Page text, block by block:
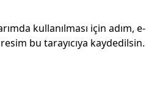
kullanılması için adım, e-
bu tarayıcıya kaydedilsin.